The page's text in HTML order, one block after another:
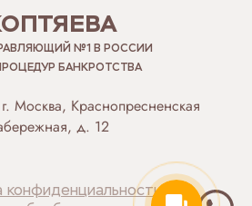
№1 В РОССИИ
БАНКРОТСТВА
Москва, Краснопресненская
д. 12
конфиденциальности